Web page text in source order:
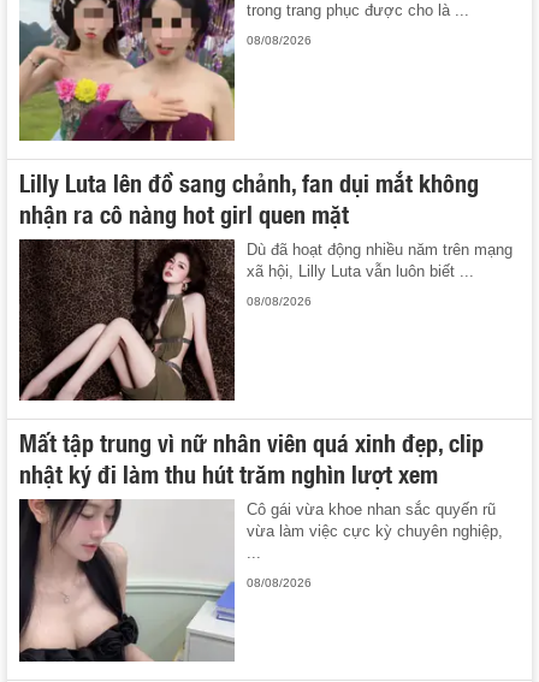
trong trang phục được cho là ...
08/08/2026
Lilly Luta lên đồ sang chảnh, fan dụi mắt không
nhận ra cô nàng hot girl quen mặt
Dù đã hoạt động nhiều năm trên mạng
xã hội, Lilly Luta vẫn luôn biết ...
08/08/2026
Mất tập trung vì nữ nhân viên quá xinh đẹp, clip
nhật ký đi làm thu hút trăm nghìn lượt xem
Cô gái vừa khoe nhan sắc quyến rũ
vừa làm việc cực kỳ chuyên nghiệp,
...
08/08/2026